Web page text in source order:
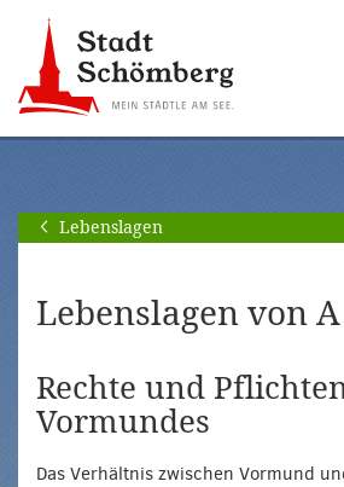
Hauptnavigation
springen
[Alt]+
Seiteninhalt
springen
[Alt]+
Lebenslagen
Lebenslagen von
Rechte und
Vormundes
Das Verhältnis zwischen Vormund